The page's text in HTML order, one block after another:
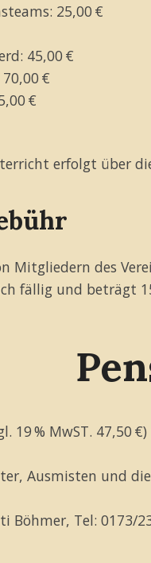
25,00 €
45,00 €
€
€
erfolgt über
Mitgliedern des
fällig und beträgt
19 % MwST.
Ausmisten und
Böhmer, Tel: 0173/